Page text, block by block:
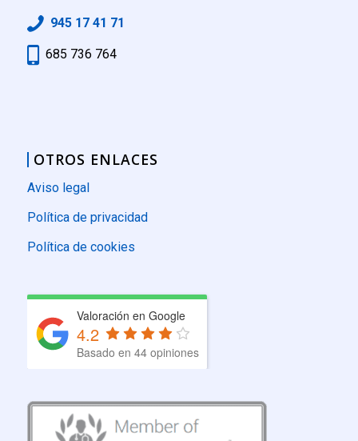
945 17 41 71
685 736 764
OTROS ENLACES
Aviso legal
Política de privacidad
Política de cookies
Valoración en Google
4.2
Basado en 44 opiniones